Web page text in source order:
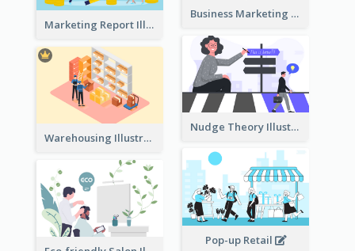
Business Marketing
Marketing Report Illustration
Nudge Theory Illustration
Warehousing Illustration
Pop-up Retail